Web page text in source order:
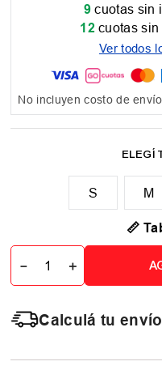
9 cuotas sin
12 cuotas
Ver todos
No incluyen costo de envío
M
📏
＋
－
Calculá tu envío